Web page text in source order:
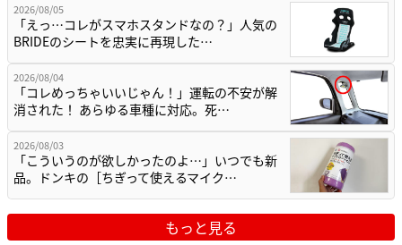
2026/08/05
「えっ…コレがスマホスタンドなの？」人気の
BRIDEのシートを忠実に再現した…
2026/08/04
「コレめっちゃいいじゃん！」運転の不安が解
消された！ あらゆる車種に対応。死…
2026/08/03
「こういうのが欲しかったのよ…」いつでも新
品。ドンキの［ちぎって使えるマイク…
もっと見る